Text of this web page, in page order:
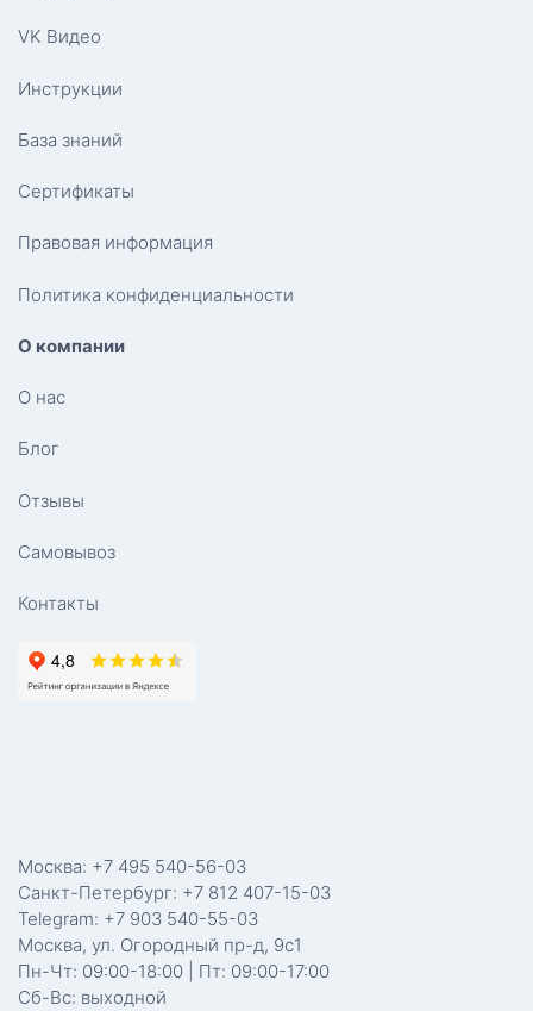
VK Видео
Инструкции
База знаний
Сертификаты
Правовая информация
Политика конфиденциальности
О компании
О нас
Блог
Отзывы
Самовывоз
Контакты
Москва: +7 495 540-56-03
Санкт-Петербург: +7 812 407-15-03
Telegram: +7 903 540-55-03
Москва, ул. Огородный пр-д, 9с1
Пн-Чт: 09:00-18:00 | Пт: 09:00-17:00
Сб-Вс: выходной